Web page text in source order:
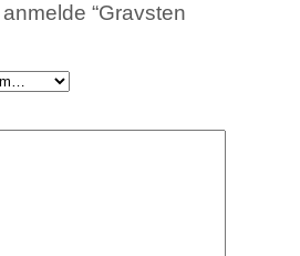
“Gravsten